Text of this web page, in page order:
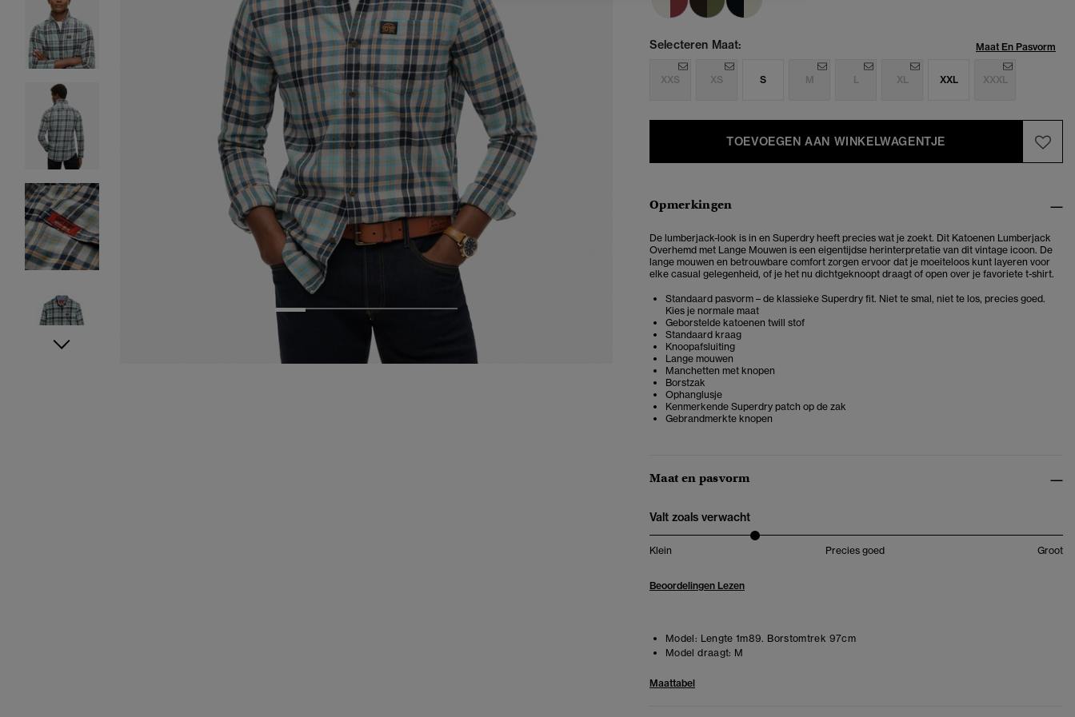
Selecteren Maat: Maat En Pasvorm
XXS XS S M L XL XXL XXXL
TOEVOEGEN AAN WINKELWAGENTJE
Opmerkingen
De lumberjack-look is in en Superdry heeft precies wat je zoekt. Dit Katoenen Lumberjack
Overhemd met Lange Mouwen is een eigentijdse herinterpretatie van dit vintage icoon. De
lange mouwen en betrouwbare comfort zorgen ervoor dat je moeiteloos kunt layeren voor
elke casual gelegenheid, of je het nu dichtgeknoopt draagt of open over je favoriete t-shirt.
Standaard pasvorm – de klassieke Superdry fit. Niet te smal, niet te los, precies goed.
Kies je normale maat
Geborstelde katoenen twill stof
Standaard kraag
Knoopafsluiting
Lange mouwen
Manchetten met knopen
Borstzak
Ophanglusje
Kenmerkende Superdry patch op de zak
Gebrandmerkte knopen
Maat en pasvorm
Valt zoals verwacht
Klein Precies goed Groot
Beoordelingen Lezen
Model: Lengte 1m89. Borstomtrek 97cm
Model draagt: M
Maattabel